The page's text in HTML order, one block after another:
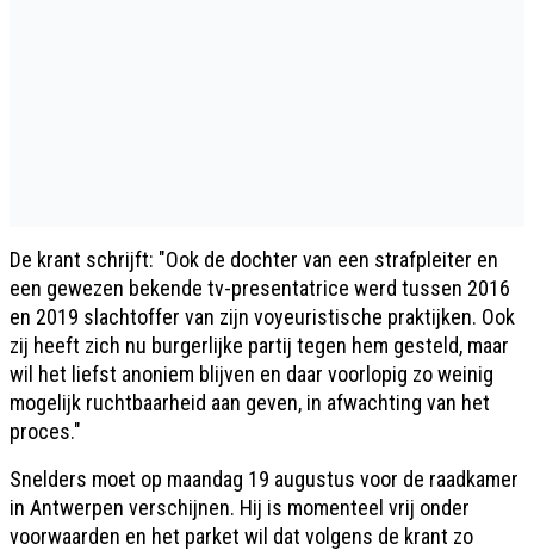
De krant schrijft: "Ook de dochter van een strafpleiter en
een gewezen bekende tv-presentatrice werd tussen 2016
en 2019 slachtoffer van zijn voyeuristische praktijken. Ook
zij heeft zich nu burgerlijke partij tegen hem gesteld, maar
wil het liefst anoniem blijven en daar voorlopig zo weinig
mogelijk ruchtbaarheid aan geven, in afwachting van het
proces."
Snelders moet op maandag 19 augustus voor de raadkamer
in Antwerpen verschijnen. Hij is momenteel vrij onder
voorwaarden en het parket wil dat volgens de krant zo